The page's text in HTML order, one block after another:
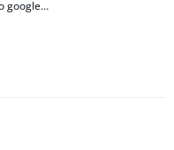
google…